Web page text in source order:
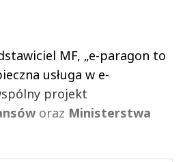
MF, „e-paragon to
usługa w e-
projekt
oraz Ministerstwa